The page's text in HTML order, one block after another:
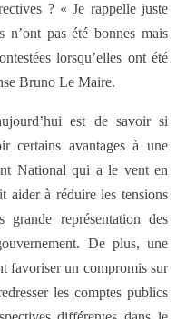
? « Je rappelle juste
n’ont pas été bonnes mais
lorsqu’elles ont été
Bruno Le Maire.
est de savoir si
avantages à une
National qui a le vent en
aider à réduire les tensions
représentation des
De plus, une
favoriser un compromis sur
les comptes publics